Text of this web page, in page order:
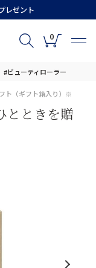
レゼント
0
#ビューティローラー
ト（ギフト箱入り）※
とときを贈